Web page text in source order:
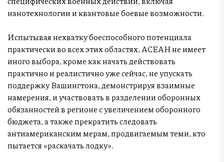
нанотехнологии и квантовые боевые возможности.
Испытывая нехватку боеспособного потенциала
практически во всех этих областях, АСЕАН не имеет
иного выбора, кроме как начать действовать
практично и реалистично уже сейчас, не упускать
поддержку Вашингтона, демонстрируя взаимные
намерения, и участвовать в разделении оборонных
обязанностей в регионе с увеличением оборонного
бюджета, а также прекратить следовать
антиамериканским мерам, продвигаемым теми, кто
пытается «раскачать лодку».